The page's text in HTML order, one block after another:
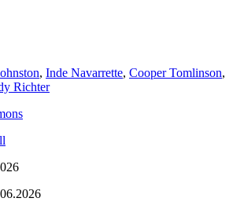
, Inde Navarrette, Cooper Tomlinson,
Richter